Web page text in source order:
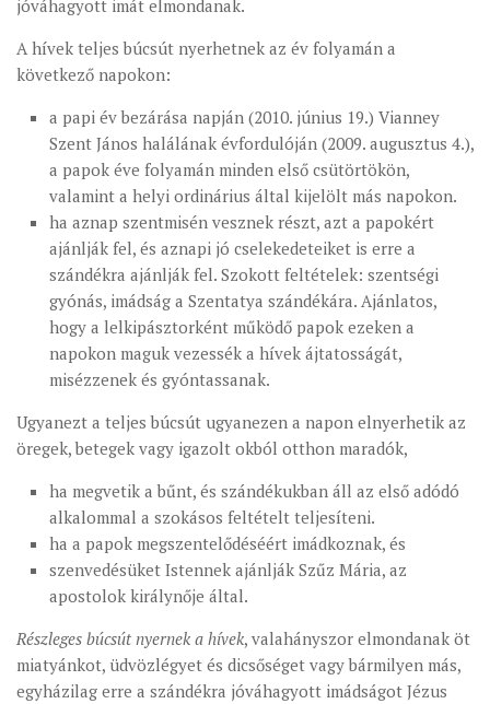
jóváhagyott imát elmondanak.
A hívek teljes búcsút nyerhetnek az év folyamán a
következő napokon:
a papi év bezárása napján (2010. június 19.) Vianney
Szent János halálának évfordulóján (2009. augusztus 4.),
a papok éve folyamán minden első csütörtökön,
valamint a helyi ordinárius által kijelölt más napokon.
ha aznap szentmisén vesznek részt, azt a papokért
ajánlják fel, és aznapi jó cselekedeteiket is erre a
szándékra ajánlják fel. Szokott feltételek: szentségi
gyónás, imádság a Szentatya szándékára. Ajánlatos,
hogy a lelkipásztorként működő papok ezeken a
napokon maguk vezessék a hívek ájtatosságát,
misézzenek és gyóntassanak.
Ugyanezt a teljes búcsút ugyanezen a napon elnyerhetik az
öregek, betegek vagy igazolt okból otthon maradók,
ha megvetik a bűnt, és szándékukban áll az első adódó
alkalommal a szokásos feltételt teljesíteni.
ha a papok megszentelődéséért imádkoznak, és
szenvedésüket Istennek ajánlják Szűz Mária, az
apostolok királynője által.
Részleges búcsút nyernek a hívek, valahányszor elmondanak öt
miatyánkot, üdvözlégyet és dicsőséget vagy bármilyen más,
egyházilag erre a szándékra jóváhagyott imádságot Jézus